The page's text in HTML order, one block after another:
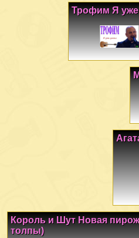
Трофим Я уже
Король и Шут Новая
толпы)